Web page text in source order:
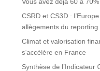
CSRD et CS3D :
allègements du reporting
Climat et valorisation
s’accélère en France
Synthèse de l’Indicateur